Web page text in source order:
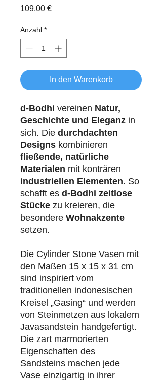
109,00 €Preis
Anzahl *
In den Warenkorb
d-Bodhi vereinen Natur,
Geschichte und Eleganz in
sich. Die durchdachten
Designs kombinieren
fließende, natürliche
Materialen mit konträren
industriellen Elementen. So
schafft es d-Bodhi zeitlose
Stücke zu kreieren, die
besondere Wohnakzente
setzen.
Die Cylinder Stone Vasen mit
den Maßen 15 x 15 x 31 cm
sind inspiriert vom
traditionellen indonesischen
Kreisel „Gasing“ und werden
von Steinmetzen aus lokalem
Javasandstein handgefertigt.
Die zart marmorierten
Eigenschaften des
Sandsteins machen jede
Vase einzigartig in ihrer